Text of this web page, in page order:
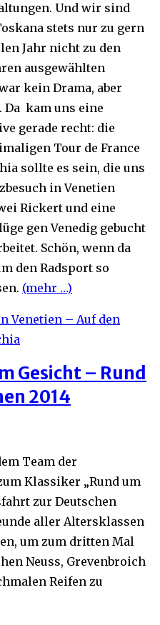
Und wir sind
stets nur zu gern
Jahr nicht zu den
ausgewählten
kein Drama, aber
Da kam uns eine
gerade recht: die
Tour de France
sollte es sein, die uns
in Venetien
Rickert und eine
gen Venedig gebucht
Schön, wenn da
den Radsport so
(mehr …)
Venetien – Auf den
Gesicht – Rund
2014
Team der
Klassiker „Rund um
zur Deutschen
aller Altersklassen
um zum dritten Mal
Neuss, Grevenbroich
Reifen zu